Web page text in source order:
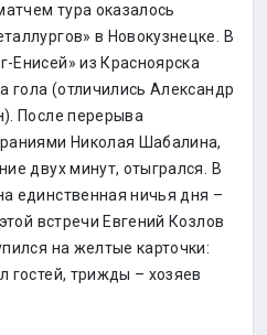
тура оказалось
в Новокузнецке. В
Енисей» из Красноярска
гола (отличились Александр
После перерыва
Николая Шабалина,
двух минут, отыгрался. В
единственная ничья дня –
встречи Евгений Козлов
на желтые карточки:
гостей, трижды – хозяев